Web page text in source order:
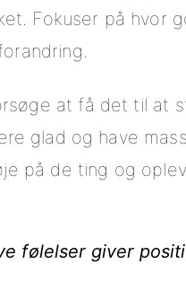
Fokuser på hvor
at få det til at
glad og have
på de ting og
følelser giver